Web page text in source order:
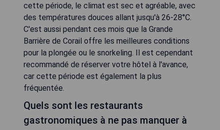
cette période, le climat est sec et agréable, avec
des températures douces allant jusqu'à 26-28°C.
C'est aussi pendant ces mois que la Grande
Barrière de Corail offre les meilleures conditions
pour la plongée ou le snorkeling. Il est cependant
recommandé de réserver votre hôtel à l'avance,
car cette période est également la plus
fréquentée.
Quels sont les restaurants
gastronomiques à ne pas manquer à